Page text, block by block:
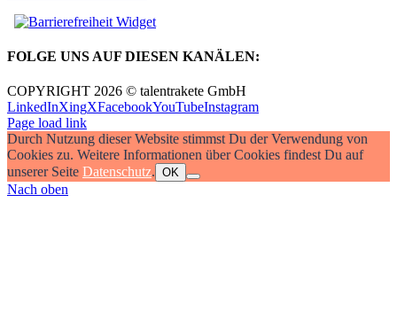
FOLGE UNS AUF DIESEN KANÄLEN:
COPYRIGHT 2026 © talentrakete GmbH
LinkedInXingXFacebookYouTubeInstagram
Page load link
Durch Nutzung dieser Website stimmst Du der Verwendung von
Cookies zu. Weitere Informationen über Cookies findest Du auf
unserer Seite Datenschutz. OK
Nach oben